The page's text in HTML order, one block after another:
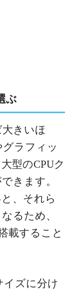
ぶ
きいほ
ラフィッ
型のCPUク
きます。
、それら
るため、
載すること
イズに分け